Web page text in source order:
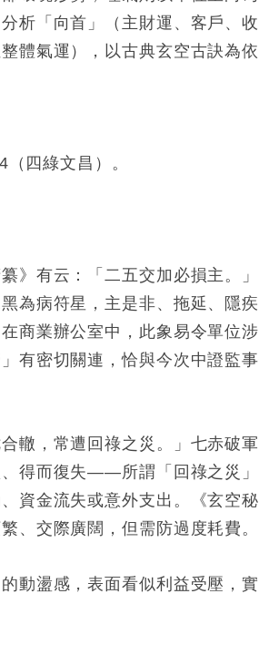
析「向首」（主財運、客戶、收
體氣運），以古典玄空古訣為依
四綠文昌）。
》有云：「二五交加必損主。」
為病符星，主是非、拖延、隱疾
商業辦公室中，此象易令單位涉
有密切關連，恰與今次中證監
轍，常遭回祿之災。」七赤破
得而復失——所謂「回祿之災」
資金流失或意外支出。《玄空秘
、交際廣闊，但需防過度耗費。
動盪感，表面看似利益受壓，實